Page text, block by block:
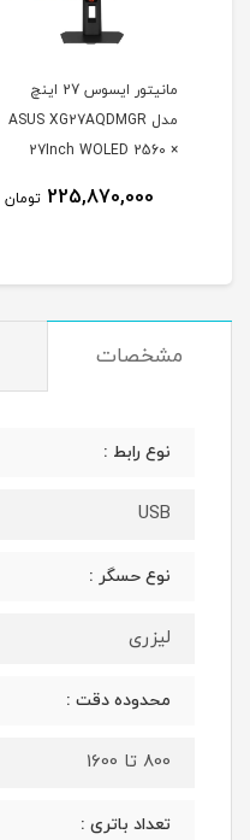
مانیتور ایسوس 27 اینچ
مدل ASUS XG27AQDMGR
27Inch WOLED 2560 ×
250Nits Matte ROG OLED
225,870,000 تومان
مشخصات
نوع رابط :
USB
نوع حسگر :
لیزری
محدوده دقت :
800 تا 1600
تعداد باتری :